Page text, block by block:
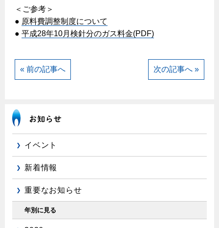
ガス器具が故障したとき
地震のとき
新しく都市ガスをご利用したい方へ
ガスを安全にお使いいただくために
安全対策
ガスメーターの役割と安全機能
20代
30代
60代
都市ガス切り替えのメリット
導入事例
都市ガス切り替え事例
警報器
バスルーム
衣類乾燥機
リビング
ガスファンヒーター
ガス温水床暖房・ルームヒーター
リフォームのお知らせ
リフォームについてのお問い合わせ
ご契約・お手続き
お申込み
停電時の対応
＜ご参考＞
● 原料費調整制度について
● 平成28年10月検針分のガス料金(PDF)
« 前の記事へ 次の記事へ »
イベント
新着情報
重要なお知らせ
年別に見る